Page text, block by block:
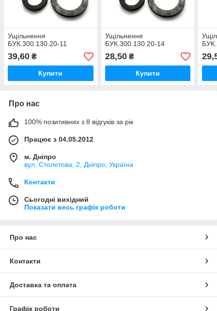
Ущільнення
БУК.300.130.20-11
39,60 ₴
Купити
Ущільнення
БУК.300.130.20-14
28,50₴
Купити
Про нас
100% позитивних з 8 відгуків за рік
Працює з 04.05.2012
м. Дніпро
вул. Столетова, 2, Дніпро, Україна
Контакти
Сьогодні вихідний
Показати весь графік роботи
Про нас
Контакти
Доставка та оплата
Графік роботи